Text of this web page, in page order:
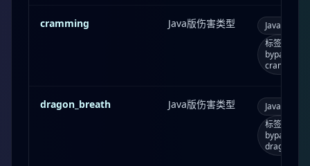
cramming Java版伤害类型 Java版
标签：
cramming
dragon_breath Java版伤害类型 Java版
标签：